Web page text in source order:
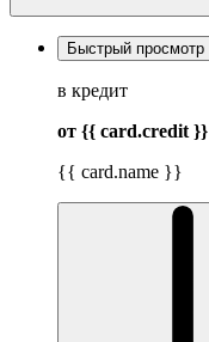
Быстрый просмотр
в кредит
от {{ card.credit }}
{{ card.name }}